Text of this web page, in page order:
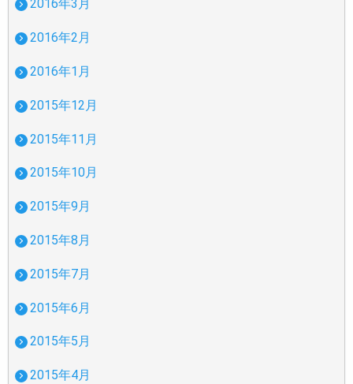
2016年3月
2016年2月
2016年1月
2015年12月
2015年11月
2015年10月
2015年9月
2015年8月
2015年7月
2015年6月
2015年5月
2015年4月